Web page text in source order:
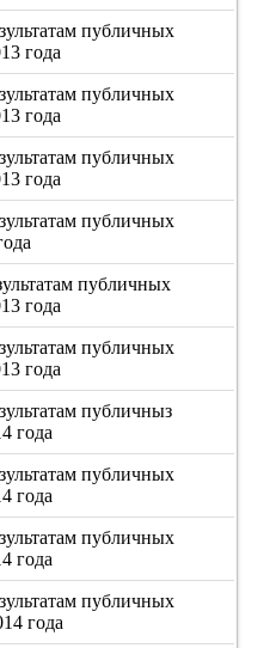
публичных
года
публичных
года
публичных
года
публичных
публичных
года
публичных
года
публичныз
года
публичных
года
публичных
года
публичных
года